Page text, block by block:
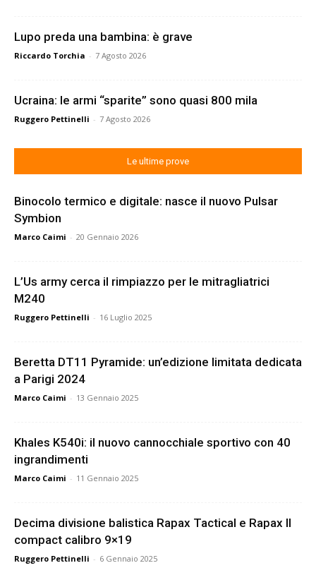
Lupo preda una bambina: è grave
Riccardo Torchia - 7 Agosto 2026
Ucraina: le armi “sparite” sono quasi 800 mila
Ruggero Pettinelli - 7 Agosto 2026
Le ultime prove
Binocolo termico e digitale: nasce il nuovo Pulsar
Symbion
Marco Caimi - 20 Gennaio 2026
L’Us army cerca il rimpiazzo per le mitragliatrici
M240
Ruggero Pettinelli - 16 Luglio 2025
Beretta DT11 Pyramide: un’edizione limitata dedicata
a Parigi 2024
Marco Caimi - 13 Gennaio 2025
Khales K540i: il nuovo cannocchiale sportivo con 40
ingrandimenti
Marco Caimi - 11 Gennaio 2025
Decima divisione balistica Rapax Tactical e Rapax II
compact calibro 9×19
Ruggero Pettinelli - 6 Gennaio 2025